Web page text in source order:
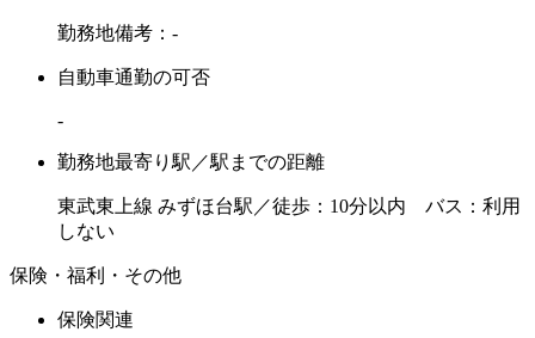
勤務地備考：-
自動車通勤の可否
-
勤務地最寄り駅／駅までの距離
東武東上線 みずほ台駅／徒歩：10分以内 バス：利用
しない
保険・福利・その他
保険関連